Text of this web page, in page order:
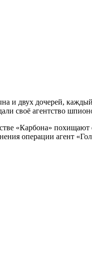
и двух дочерей,
своё агентство
«Карбона»
операции агент